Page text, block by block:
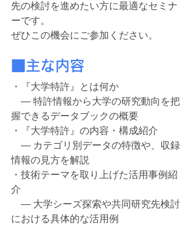
先の検討を進めたい方に最適なセミナ
ーです。
ぜひこの機会にご参加ください。
■主な内容
・『大学特許』とは何か
― 特許情報から大学の研究動向を把
握できるデータブックの概要
・『大学特許』の内容・構成紹介
― カテゴリ別データの特徴や、収録
情報の見方を解説
・技術テーマを取り上げた活用事例紹
介
― 大学シーズ探索や共同研究先検討
における具体的な活用例